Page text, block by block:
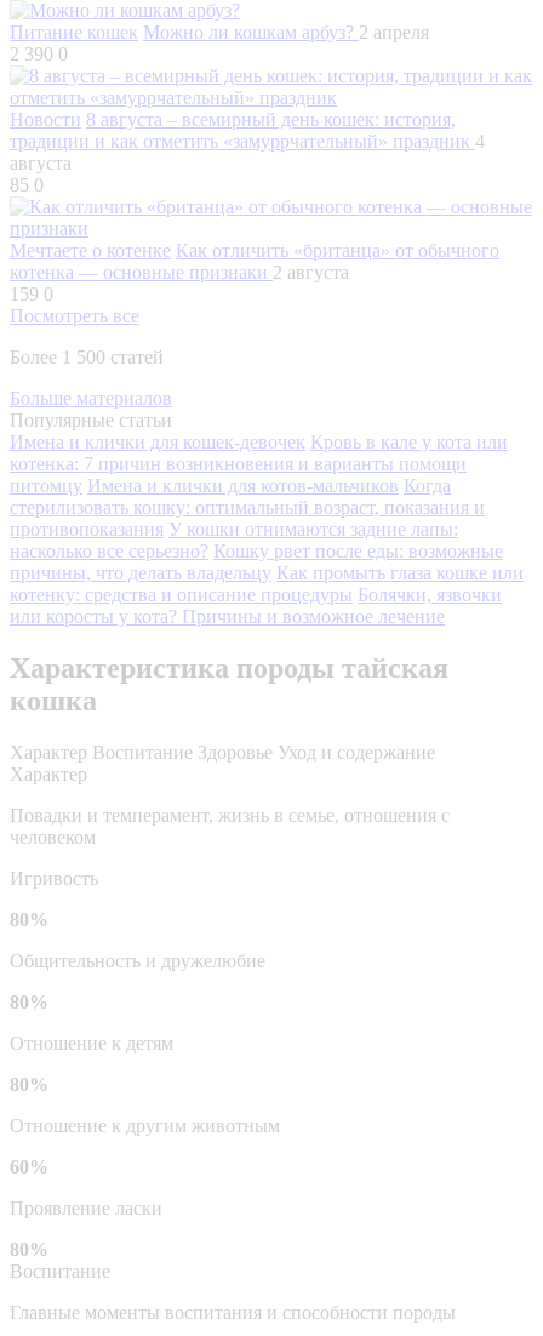
Питание кошек Можно ли кошкам арбуз? 2 апреля
2 390 0
Новости 8 августа – всемирный день кошек: история,
традиции и как отметить «замуррчательный» праздник 4
августа
85 0
Мечтаете о котенке Как отличить «британца» от обычного
котенка — основные признаки 2 августа
159 0
Посмотреть все
Более 1 500 статей
Больше материалов
Популярные статьи
Имена и клички для кошек-девочек Кровь в кале у кота или
котенка: 7 причин возникновения и варианты помощи
питомцу Имена и клички для котов-мальчиков Когда
стерилизовать кошку: оптимальный возраст, показания и
противопоказания У кошки отнимаются задние лапы:
насколько все серьезно? Кошку рвет после еды: возможные
причины, что делать владельцу Как промыть глаза кошке или
котенку: средства и описание процедуры Болячки, язвочки
или коросты у кота? Причины и возможное лечение
Характеристика породы тайская
кошка
Характер Воспитание Здоровье Уход и содержание
Характер
Повадки и темперамент, жизнь в семье, отношения с
человеком
Игривость
80%
Общительность и дружелюбие
80%
Отношение к детям
80%
Отношение к другим животным
60%
Проявление ласки
80%
Воспитание
Главные моменты воспитания и способности породы